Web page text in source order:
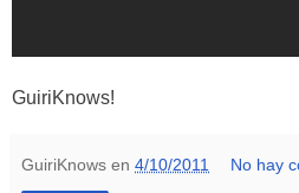
GuiriKnows!
GuiriKnows en 4/10/2011 No hay